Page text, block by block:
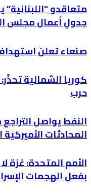
متعاقدو
جدولِ أعمال مجلس
صنعاء تعلن
كوريا الشمالية
حرب
النفط يواصل
المحادثات الأميركية
الأمم المتحدة: غزة
بفعل الهجمات